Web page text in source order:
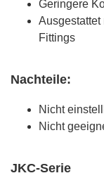
Geringere
Ausgestattet
Fittings
Nachteile:
Nicht
Nicht
JKC-Serie